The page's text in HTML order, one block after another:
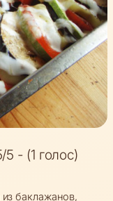
5 - (1 голос)
баклажанов,